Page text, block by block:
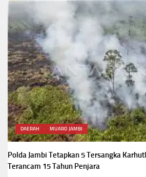
DAERAH MUARO JAMBI
Polda Jambi Tetapkan 5 Tersangka
Terancam 15 Tahun Penjara